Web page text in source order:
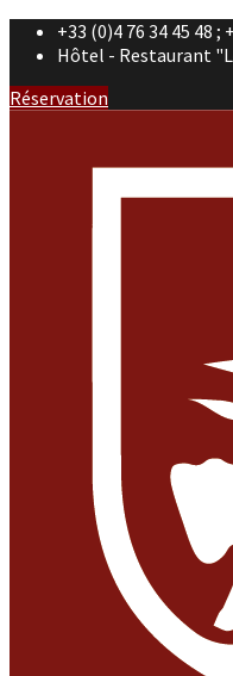
+33 (0)4 76 34 45 48 ;
Hôtel - Restaurant
Réservation